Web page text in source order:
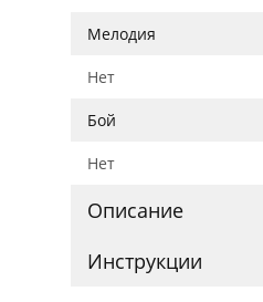
Мелодия
Нет
Бой
Нет
Описание
Инструкции